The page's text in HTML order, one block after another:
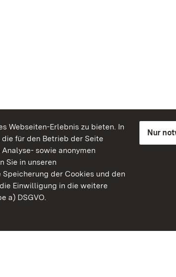
Webseiten-Erlebnis zu bieten. In
für den Betrieb der Seite
sowie anonymen
Sie in unseren
der Cookies und den
Einwilligung in die weitere
a) DSGVO.
Nur